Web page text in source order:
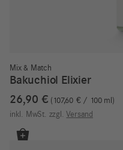
Mix & Match
Bakuchiol Elixier
26,90 € 107,60 €/ 100 ml
inkl. MwSt. zzgl. Versand